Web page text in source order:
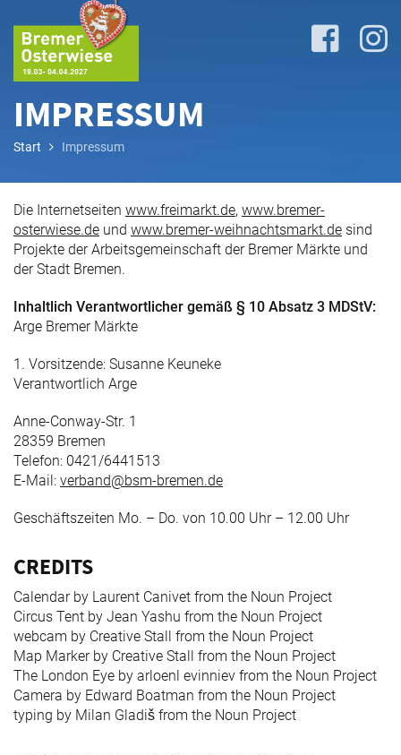
Attraktionen
P+R
Programm
IMPRESSUM
Start Impressum
Die Internetseiten www.freimarkt.de, www.bremer-
osterwiese.de und www.bremer-weihnachtsmarkt.de sind
Projekte der Arbeitsgemeinschaft der Bremer Märkte und
der Stadt Bremen.
Inhaltlich Verantwortlicher gemäß § 10 Absatz 3 MDStV:
Arge Bremer Märkte
1. Vorsitzende: Susanne Keuneke
Verantwortlich Arge
Anne-Conway-Str. 1
28359 Bremen
Telefon: 0421/6441513
E-Mail: verband@bsm-bremen.de
Geschäftszeiten Mo. – Do. von 10.00 Uhr – 12.00 Uhr
CREDITS
Calendar by Laurent Canivet from the Noun Project
Circus Tent by Jean Yashu from the Noun Project
webcam by Creative Stall from the Noun Project
Map Marker by Creative Stall from the Noun Project
The London Eye by arloenl evinniev from the Noun Project
Camera by Edward Boatman from the Noun Project
typing by Milan Gladiš from the Noun Project